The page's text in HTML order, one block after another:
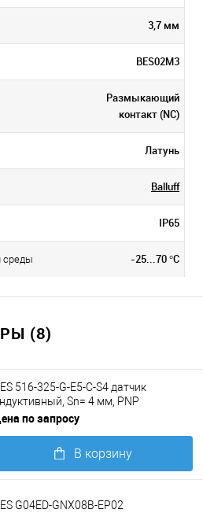
3,7 мм
BES02M3
Размыкающий
контакт (NC)
Латунь
Balluff
IP65
среды -25...70 °C
(8)
516-325-G-E5-C-S4 датчик
Sn= 4 мм, PNP
контакт (NO)
по запросу
В корзину
G04ED-GNX08B-EP02